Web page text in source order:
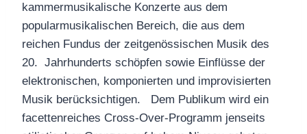
kammermusikalische Konzerte aus dem
popularmusikalischen Bereich, die aus dem
reichen Fundus der zeitgenössischen Musik des
20. Jahrhunderts schöpfen sowie Einflüsse der
elektronischen, komponierten und improvisierten
Musik berücksichtigen. Dem Publikum wird ein
facettenreiches Cross-Over-Programm jenseits